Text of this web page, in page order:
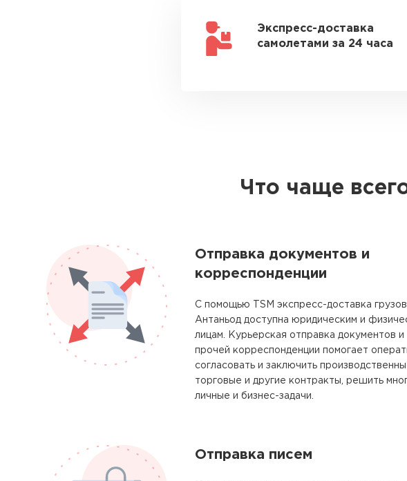
Экспресс-доставка
самолетами за 24 часа
Что чаще
Отправка документов и
корреспонденции
С помощью TSM экспресс-доставка
Антаньод доступна юридическим и
лицам. Курьерская отправка документов и
прочей корреспонденции помогает
согласовать и заключить
торговые и другие контракты, решить
личные и бизнес-задачи.
Отправка писем